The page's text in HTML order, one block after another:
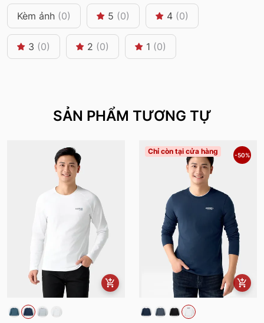
Kèm ảnh (0) 5 (0) 4 (0)
3 (0) 2 (0) 1 (0)
SẢN PHẨM TƯƠNG TỰ
Chỉ còn tại cửa hàng -50%